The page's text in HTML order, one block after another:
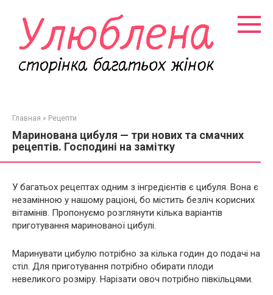
контенту
Главная » Рецепти
Маринована цибуля — три нових та смачних
рецептів. Господині на замітку
У багатьох рецептах одним з інгредієнтів є цибуля. Вона є
незамінною у нашому раціоні, бо містить безліч корисних
вітамінів. Пропонуємо розглянути кілька варіантів
приготування маринованої цибулі.
Маринувати цибулю потрібно за кілька годин до подачі на
стіл. Для приготування потрібно обирати плоди
невеликого розміру. Нарізати овоч потрібно півкільцями.